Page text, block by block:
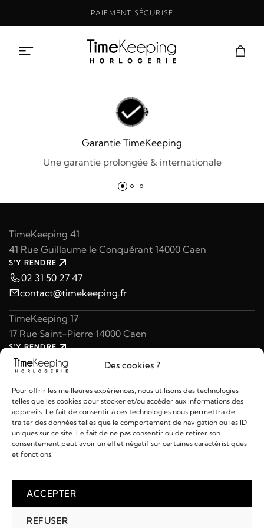
Des cookies ?
Pour offrir les meilleures expériences, nous utilisons des technologies
telles que les cookies pour stocker et/ou accéder aux informations des
appareils. Le fait de consentir à ces technologies nous permettra de
traiter des données telles que le comportement de navigation ou les ID
uniques sur ce site. Le fait de ne pas consentir ou de retirer son
consentement peut avoir un effet négatif sur certaines caractéristiques
et fonctions.
ACCEPTER
REFUSER
PAIEMENT SÉCURISÉ
Garantie TimeKeeping
Une garantie prolongée & internationale
TimeKeeping 41
41 Rue Guillaume le Conquérant 14000 Caen
S'Y RENDRE
02 31 50 27 47
contact@timekeeping.fr
TimeKeeping 17
17 Rue Saint-Pierre 14000 Caen
S'Y RENDRE
02 31 47 49 97
contact@timekeeping.fr
Liens utiles
2026 © TIMEKEEPING - Réalisé par